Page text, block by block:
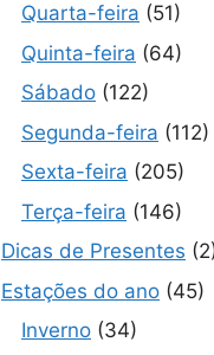
Quarta-feira (51)
Quinta-feira (64)
Sábado (122)
Segunda-feira (112)
Sexta-feira (205)
Terça-feira (146)
Dicas de Presentes
Estações do ano (45)
Inverno (34)